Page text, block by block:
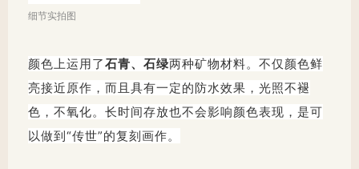
细节实拍图
颜色上运用了石青、石绿两种矿物材料。不仅颜色鲜
亮接近原作，而且具有一定的防水效果，光照不褪
色，不氧化。长时间存放也不会影响颜色表现，是可
以做到“传世”的复刻画作。